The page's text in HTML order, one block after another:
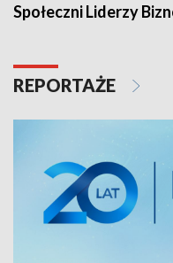
Społeczni Liderzy
REPORTAŻE